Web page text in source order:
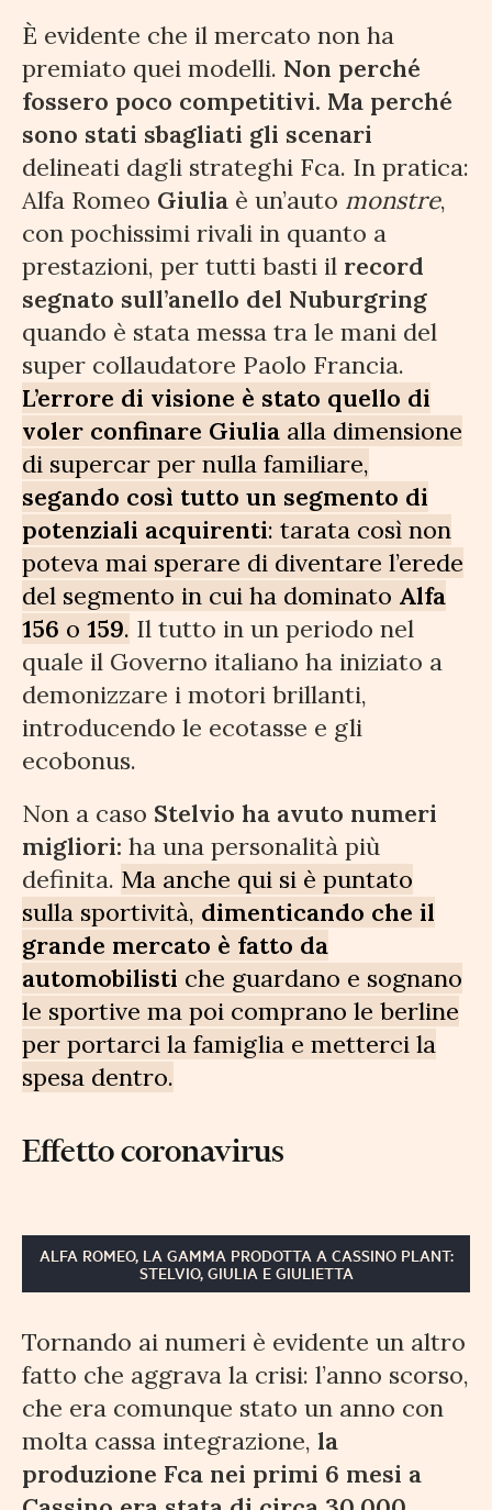
È evidente che il mercato non ha
premiato quei modelli. Non perché
fossero poco competitivi. Ma perché
sono stati sbagliati gli scenari
delineati dagli strateghi Fca. In pratica:
Alfa Romeo Giulia è un’auto monstre,
con pochissimi rivali in quanto a
prestazioni, per tutti basti il record
segnato sull’anello del Nuburgring
quando è stata messa tra le mani del
super collaudatore Paolo Francia.
L’errore di visione è stato quello di
voler confinare Giulia alla dimensione
di supercar per nulla familiare,
segando così tutto un segmento di
potenziali acquirenti: tarata così non
poteva mai sperare di diventare l’erede
del segmento in cui ha dominato Alfa
156 o 159. Il tutto in un periodo nel
quale il Governo italiano ha iniziato a
demonizzare i motori brillanti,
introducendo le ecotasse e gli
ecobonus.
Non a caso Stelvio ha avuto numeri
migliori: ha una personalità più
definita. Ma anche qui si è puntato
sulla sportività, dimenticando che il
grande mercato è fatto da
automobilisti che guardano e sognano
le sportive ma poi comprano le berline
per portarci la famiglia e metterci la
spesa dentro.
Effetto coronavirus
ALFA ROMEO, LA GAMMA PRODOTTA A CASSINO PLANT:
STELVIO, GIULIA E GIULIETTA
Tornando ai numeri è evidente un altro
fatto che aggrava la crisi: l’anno scorso,
che era comunque stato un anno con
molta cassa integrazione, la
produzione Fca nei primi 6 mesi a